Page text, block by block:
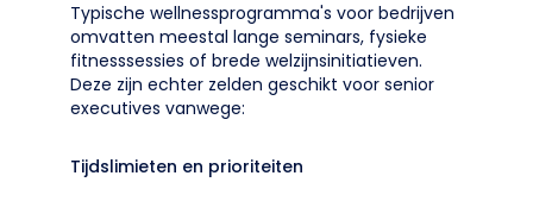
Typische wellnessprogramma's voor bedrijven
omvatten meestal lange seminars, fysieke
fitnesssessies of brede welzijnsinitiatieven.
Deze zijn echter zelden geschikt voor senior
executives vanwege:
Tijdslimieten en prioriteiten